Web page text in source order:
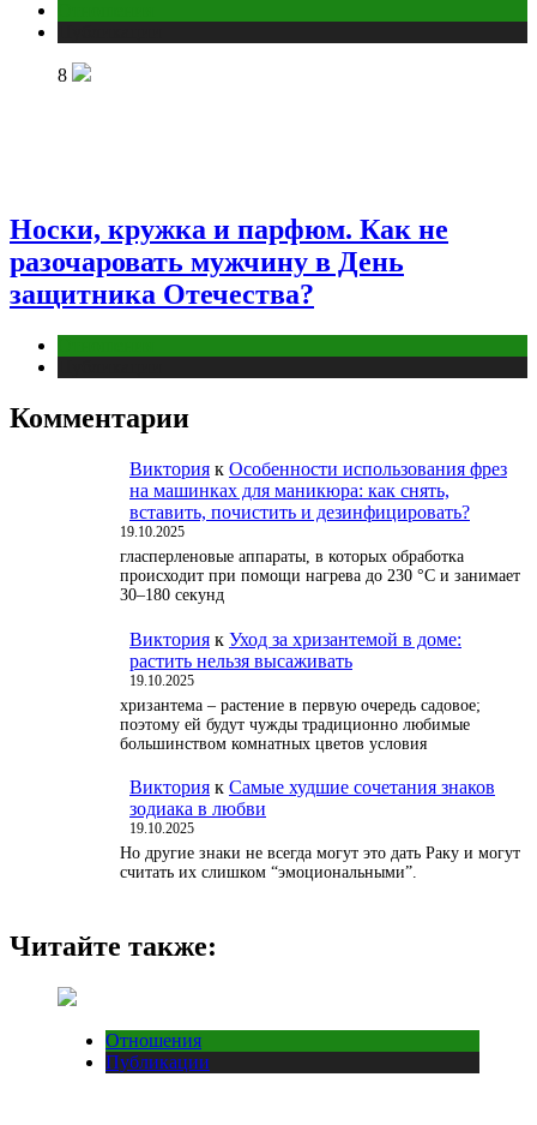
8
Носки, кружка и парфюм. Как не
разочаровать мужчину в День
защитника Отечества?
Комментарии
Виктория к Особенности использования фрез
на машинках для маникюра: как снять,
вставить, почистить и дезинфицировать?
19.10.2025
гласперленовые аппараты, в которых обработка
происходит при помощи нагрева до 230 °С и занимает
30–180 секунд
Виктория к Уход за хризантемой в доме:
растить нельзя высаживать
19.10.2025
хризантема – растение в первую очередь садовое;
поэтому ей будут чужды традиционно любимые
большинством комнатных цветов условия
Виктория к Самые худшие сочетания знаков
зодиака в любви
19.10.2025
Но другие знаки не всегда могут это дать Раку и могут
считать их слишком “эмоциональными”.
Читайте также:
Отношения
Публикации